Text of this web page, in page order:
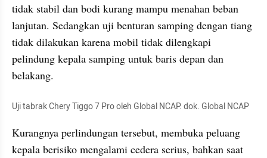
tidak stabil dan bodi kurang mampu menahan beban
lanjutan. Sedangkan uji benturan samping dengan tiang
tidak dilakukan karena mobil tidak dilengkapi
pelindung kepala samping untuk baris depan dan
belakang.
Uji tabrak Chery Tiggo 7 Pro oleh Global NCAP. dok. Global NCAP
Kurangnya perlindungan tersebut, membuka peluang
kepala berisiko mengalami cedera serius, bahkan saat